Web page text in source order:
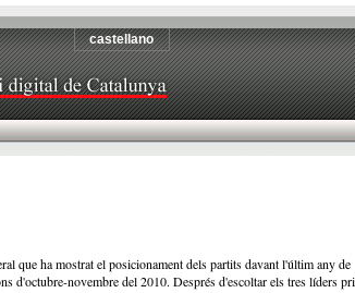
castellano
que ha mostrat el posicionament dels partits davant l'últim any de
d'octubre-novembre del 2010. Després d'escoltar els tres líders